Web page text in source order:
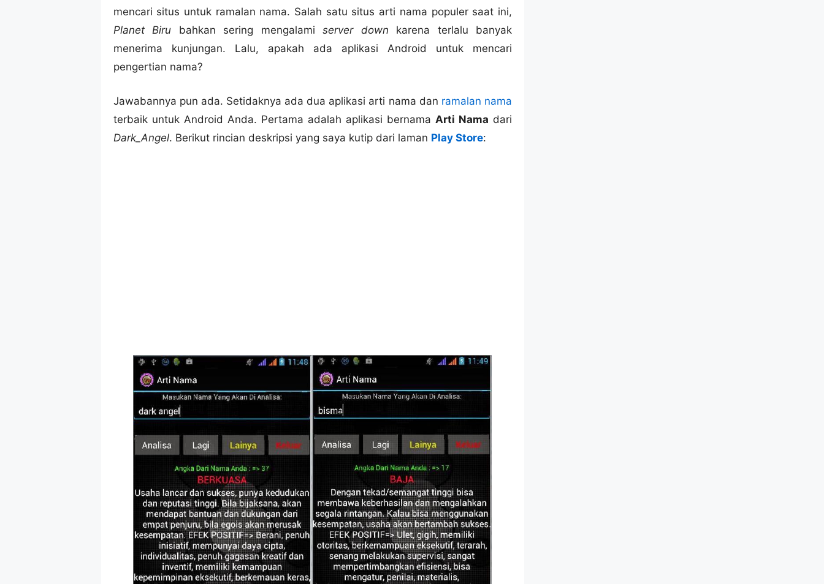
mencari situs untuk ramalan nama. Salah satu situs arti nama populer saat ini,
Planet Biru bahkan sering mengalami server down karena terlalu banyak
menerima kunjungan. Lalu, apakah ada aplikasi Android untuk mencari
pengertian nama?
Jawabannya pun ada. Setidaknya ada dua aplikasi arti nama dan ramalan nama
terbaik untuk Android Anda. Pertama adalah aplikasi bernama Arti Nama dari
Dark_Angel. Berikut rincian deskripsi yang saya kutip dari laman Play Store: